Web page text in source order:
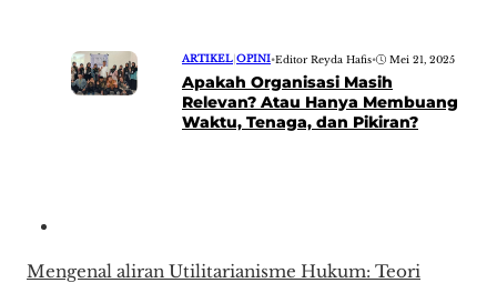
ARTIKEL|OPINI•Editor Reyda Hafis• Mei 21, 2025
Apakah Organisasi Masih
Relevan? Atau Hanya Membuang
Waktu, Tenaga, dan Pikiran?
Mengenal aliran Utilitarianisme Hukum: Teori